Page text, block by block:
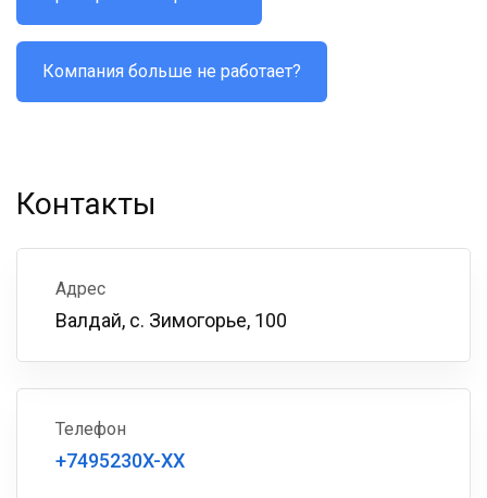
Компания больше не работает?
Контакты
Адрес
Валдай, с. Зимогорье, 100
Телефон
+7495230X-XX